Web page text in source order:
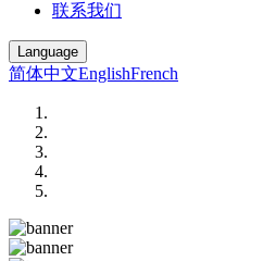
联系我们
Language
简体中文EnglishFrench